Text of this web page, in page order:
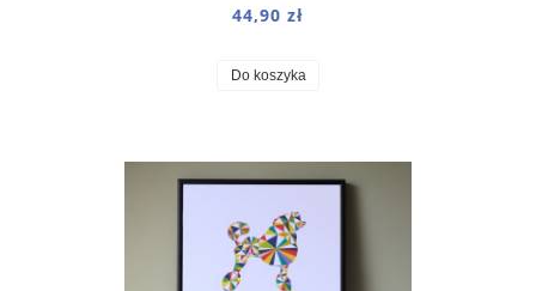
44,90 zł
Do koszyka